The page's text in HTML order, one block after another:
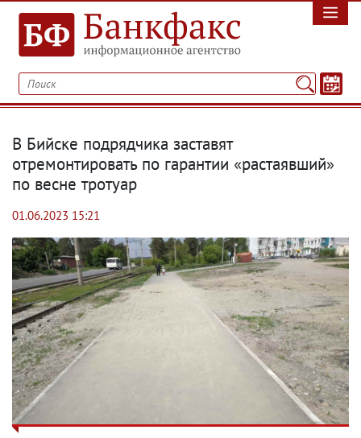
В Бийске подрядчика заставят
отремонтировать по гарантии «растаявший»
по весне тротуар
01.06.2023 15:21